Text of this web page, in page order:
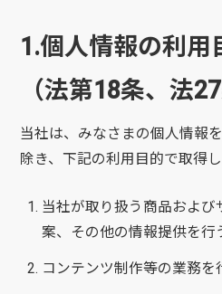
1.個人情報の利用
（法第18条、法27
当社は、みなさまの個人情報
除き、下記の利用目的で取得し
当社が取り扱う商品およ
案、その他の情報提供を行
コンテンツ制作等の業務を